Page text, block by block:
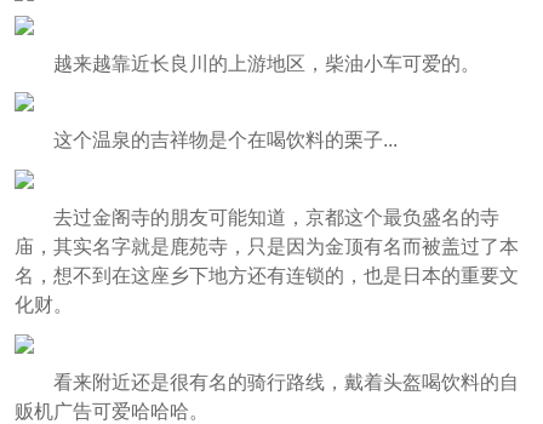
越来越靠近长良川的上游地区，柴油小车可爱的。
这个温泉的吉祥物是个在喝饮料的栗子...
去过金阁寺的朋友可能知道，京都这个最负盛名的寺
庙，其实名字就是鹿苑寺，只是因为金顶有名而被盖过了本
名，想不到在这座乡下地方还有连锁的，也是日本的重要文
化财。
看来附近还是很有名的骑行路线，戴着头盔喝饮料的自
贩机广告可爱哈哈哈。